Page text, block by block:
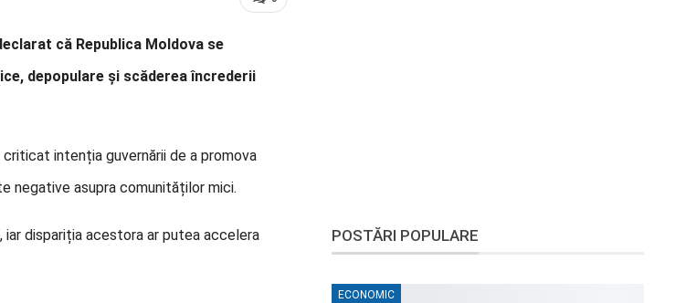
că Republica Moldova se
depopulare și scăderea încrederii
intenția guvernării de a promova
negative asupra comunităților mici.
iar dispariția acestora ar putea accelera
POSTĂRI POPULARE
ECONOMIC